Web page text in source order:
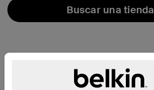
Buscar una tienda